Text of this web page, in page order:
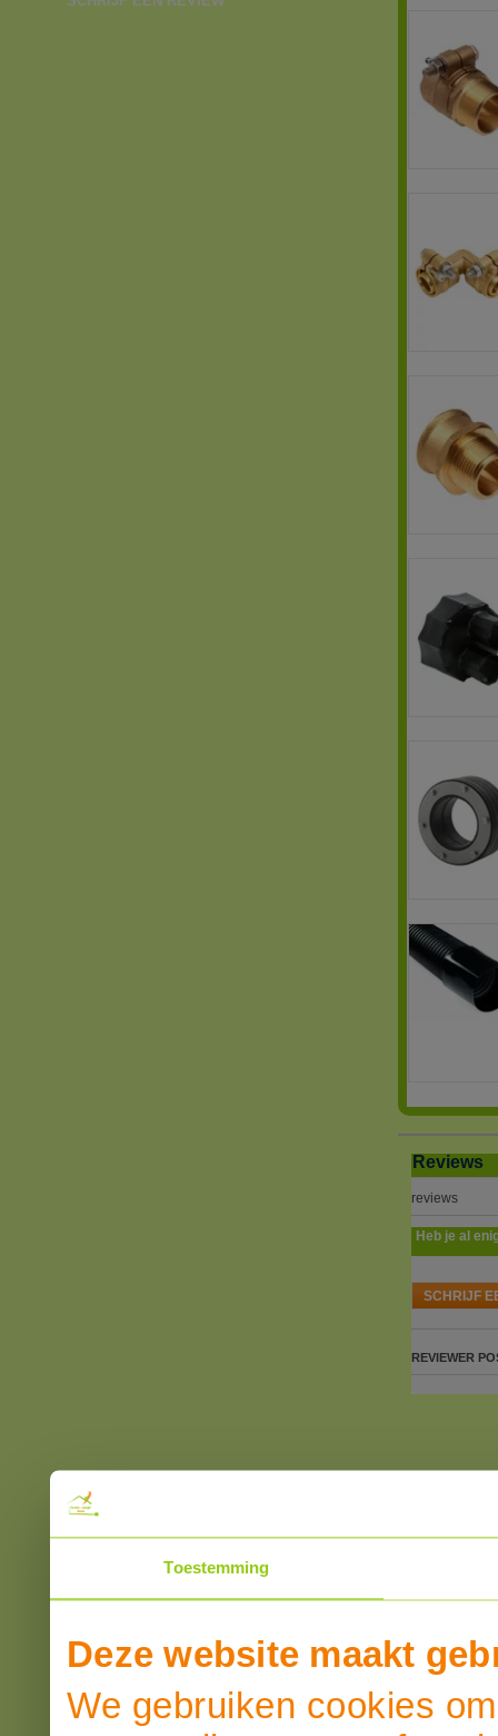
Toestemming
Deze website maakt
We gebruiken cookies
Reviews
reviews
Heb je al
SCHRIJF
REVIEWER